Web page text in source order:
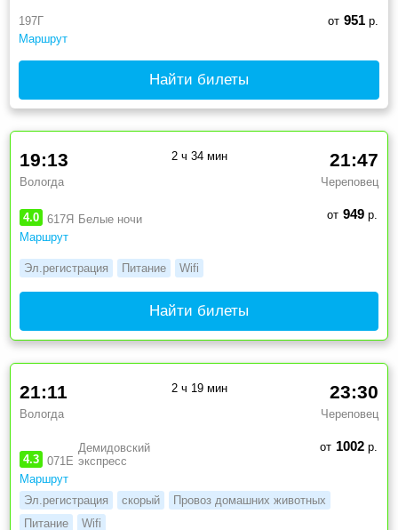
197Г
Маршрут
от 951р.
Найти билеты
4.0 617Я Белые ночи
Маршрут
19:13
Вологда
21:47
Череповец
2 ч 34 мин
от 949р.
Эл.регистрация Питание Wifi
Найти билеты
4.3 071Е
Демидовский
экспресс
Маршрут
21:11
Вологда
23:30
Череповец
2 ч 19 мин
от 1002р.
Эл.регистрация скорый
Провоз домашних животных
Питание
Wifi